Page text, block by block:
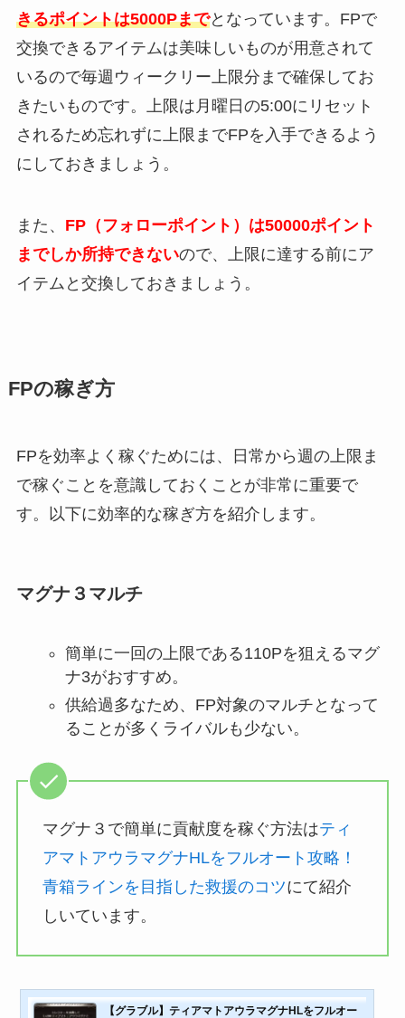
きるポイントは5000Pまでとなっています。FPで
交換できるアイテムは美味しいものが用意されて
いるので毎週ウィークリー上限分まで確保してお
きたいものです。上限は月曜日の5:00にリセット
されるため忘れずに上限までFPを入手できるよう
にしておきましょう。
また、 FP（フォローポイント）は50000ポイント
までしか所持できないので、上限に達する前にア
イテムと交換しておきましょう。
FPの稼ぎ方
FPを効率よく稼ぐためには、日常から週の上限ま
で稼ぐことを意識しておくことが非常に重要で
す。以下に効率的な稼ぎ方を紹介します。
マグナ３マルチ
簡単に一回の上限である110Pを狙えるマグ
ナ3がおすすめ。
供給過多なため、FP対象のマルチとなって
ることが多くライバルも少ない。
マグナ３で簡単に貢献度を稼ぐ方法はティ
アマトアウラマグナHLをフルオート攻略！
青箱ラインを目指した救援のコツにて紹介
しいています。
【グラブル】ティアマトアウラマグナHLをフルオー